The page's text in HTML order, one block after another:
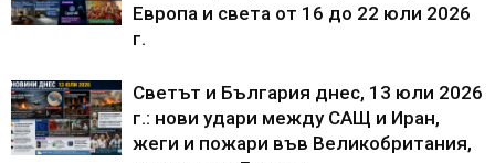
Европа и света от 16 до 22 юли 2026
г.
Светът и България днес, 13 юли 2026
г.: нови удари между САЩ и Иран,
жеги и пожари във Великобритания,